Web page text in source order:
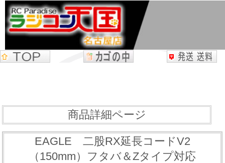
商品詳細ページ
EAGLE 二股RX延長コードV2
（150mm）フタバ＆Zタイプ対応